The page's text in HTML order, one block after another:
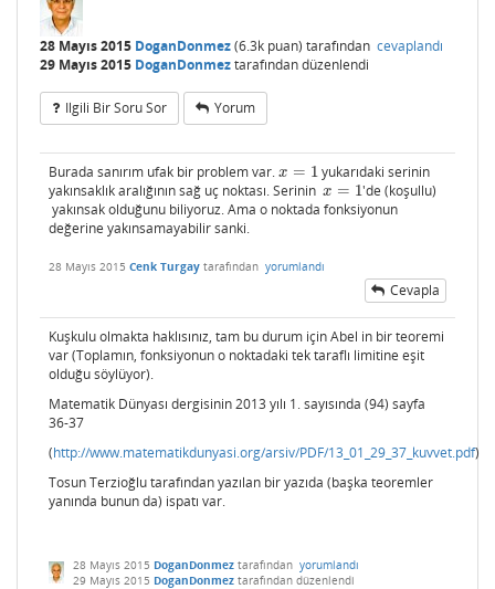
28 Mayıs 2015 DoganDonmez(6.3k puan) tarafından cevaplandı
29 Mayıs 2015 DoganDonmeztarafındandüzenlendi
Ilgili Bir Soru Sor Yorum
Burada sanırım ufak bir problem var. x = 1
x= 1
yukarıdaki serinin
yakınsaklık aralığının sağ uç noktası. Serinin x = 1
x= 1
'de (koşullu)
yakınsak olduğunu biliyoruz. Ama o noktada fonksiyonun
değerine yakınsamayabilir sanki.
28 Mayıs 2015 Cenk Turgay tarafından yorumlandı
Cevapla
Kuşkulu olmakta haklısınız, tam bu durum için Abel in bir teoremi
var (Toplamın, fonksiyonun o noktadaki tek taraflı limitine eşit
olduğu söylüyor).
Matematik Dünyası dergisinin 2013 yılı 1. sayısında (94) sayfa
36-37
(http://www.matematikdunyasi.org/arsiv/PDF/13_01_29_37_kuvvet.pdf)
Tosun Terzioğlu tarafından yazılan bir yazıda (başka teoremler
yanında bunun da) ispatı var.
28 Mayıs 2015 DoganDonmez tarafından yorumlandı
29 Mayıs 2015 DoganDonmez tarafından düzenlendi